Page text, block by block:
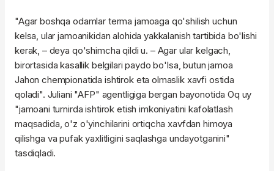
"Agar boshqa odamlar terma jamoaga qo'shilish uchun
kelsa, ular jamoanikidan alohida yakkalanish tartibida bo'lishi
kerak, – deya qo'shimcha qildi u. – Agar ular kelgach,
birortasida kasallik belgilari paydo bo'lsa, butun jamoa
Jahon chempionatida ishtirok eta olmaslik xavfi ostida
qoladi". Juliani "AFP" agentligiga bergan bayonotida Oq uy
"jamoani turnirda ishtirok etish imkoniyatini kafolatlash
maqsadida, o'z o'yinchilarini ortiqcha xavfdan himoya
qilishga va pufak yaxlitligini saqlashga undayotganini"
tasdiqladi.